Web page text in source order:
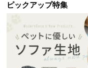
ピックアップ特集